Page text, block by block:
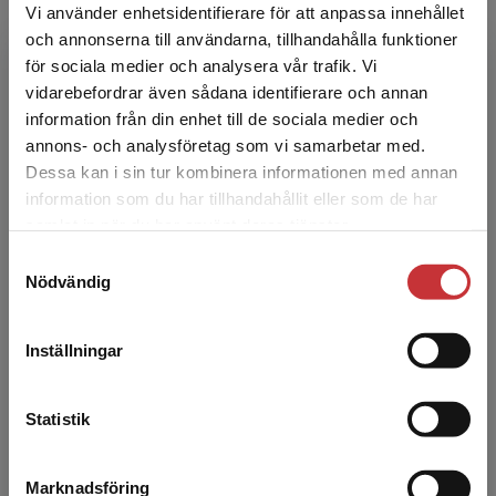
Vi använder enhetsidentifierare för att anpassa innehållet
och annonserna till användarna, tillhandahålla funktioner
för sociala medier och analysera vår trafik. Vi
vidarebefordrar även sådana identifierare och annan
information från din enhet till de sociala medier och
annons- och analysföretag som vi samarbetar med.
Dessa kan i sin tur kombinera informationen med annan
information som du har tillhandahållit eller som de har
Nödvändig
Inställningar
Statistik
Marknadsföring
Begränsad fraktregion
Det verkar som att du besöker
studentlitteratur.se via en enhet utanför Sverige.
Vi erbjuder inte leveranser utanför Sverige. För
att kunna slutföra ett köp måste
Entreprenörskap
Landström, H - Löwegren, M
366 krinkl. moms
Exkl. moms: 345 kr